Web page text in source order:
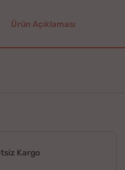
Ürün Açıklaması
Kargo